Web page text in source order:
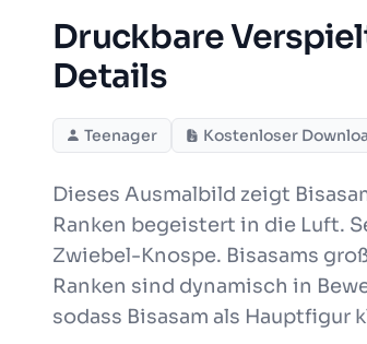
Druckbare
Details
Teenager Kostenloser
Dieses Ausmalbild zeigt
Ranken begeistert in die Luft.
Zwiebel-Knospe. Bisasams
Ranken sind dynamisch in
sodass Bisasam als